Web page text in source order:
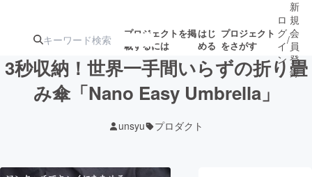
プロジェクトを掲
載するには
はじ
める
プロジェクト
をさがす
注目の新着プロ
ジェクト
ロジェクト
ロ
グ
イ
ン
/
新
規
会
員
登
録
3秒収納！世界一手間いらずの折り畳
み傘「Nano Easy Umbrella」
unsyu プロダクト